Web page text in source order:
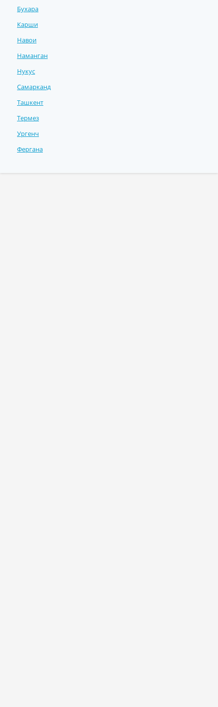
Бухара
Карши
Навои
Наманган
Нукус
Самарканд
Ташкент
Термез
Ургенч
Фергана